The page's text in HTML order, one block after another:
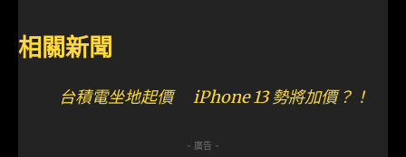
相關新聞
台積電坐地起價 iPhone 13 勢將加價？！
- 廣告 -